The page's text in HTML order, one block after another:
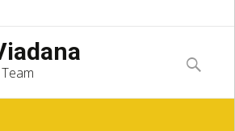
content
Ricerca
per: